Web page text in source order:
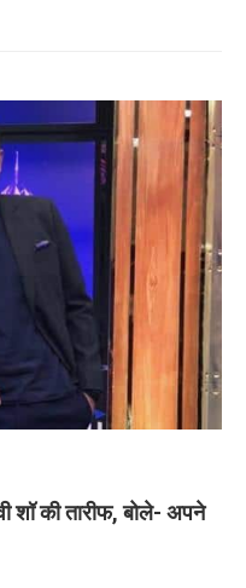
शॉ की तारीफ, बोले- अपने